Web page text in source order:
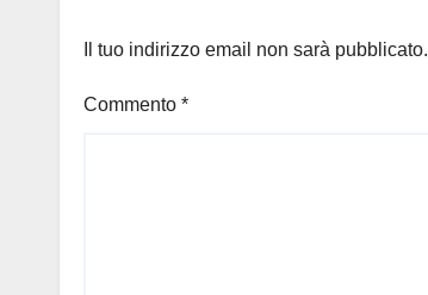
Il tuo indirizzo email non sarà pubblicato.
Commento *